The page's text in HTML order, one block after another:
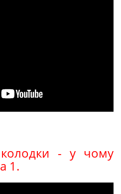
колодки - у чому
1.